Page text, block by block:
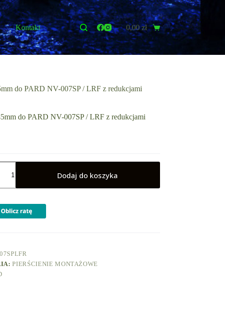
Kontakt Koszyk
0,00zł
do PARD NV-007SP / LRF z redukcjami
do PARD NV-007SP / LRF z redukcjami
Dodaj do koszyka
PIERŚCIENIE MONTAŻOWE